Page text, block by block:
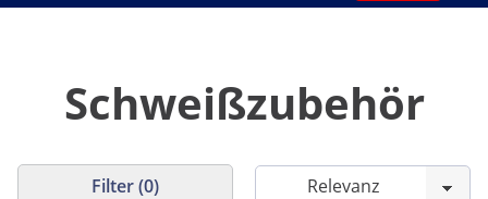
Schweißzubehör
Filter (0)